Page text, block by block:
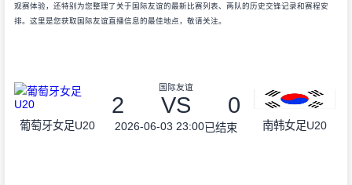
观赛体验，还特别为您整理了关于国际友谊的最新比赛列表、两队的历史交锋记录和赛程安
排。这里是您获取国际友谊直播信息的最佳地点，敬请关注。
葡萄牙女足U20
国际友谊
2 VS 0
2026-06-03 23:00已结束 南韩女足U20